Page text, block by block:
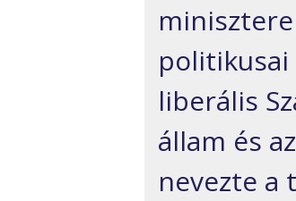
politikusai
liberális
állam és
nevezte a